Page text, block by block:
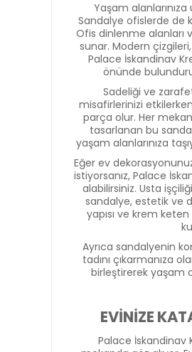
Yaşam
Sandalye ofislerde de
Ofis dinlenme alanları
sunar. Modern
Palace İskandinav
önünde
Sadeliği ve
misafirlerinizi
parça olur. Her
tasarlanan bu
yaşam alanlarınıza
Eğer ev
istiyorsanız, Palace
alabilirsiniz. Usta
sandalye, estetik ve
yapısı ve krem keten
Ayrıca sandalyenin
tadını çıkarmanıza
birleştirerek yaşam
EVİNİZE
Palace İskandinav